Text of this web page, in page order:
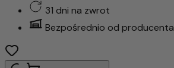
31 dni na zwrot
Bezpośrednio od producenta